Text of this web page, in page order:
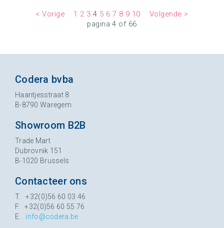
< Vorige 1 2 3 4 5 6 7 8 9 10
Volgende >
pagina 4 of 66
Codera bvba
Haantjesstraat 8
B-8790 Waregem
Showroom B2B
Trade Mart
Dubrovnik 151
B-1020 Brussels
Contacteer ons
T. +32(0)56 60 03 46
F. +32(0)56 60 55 76
E. info@codera.be